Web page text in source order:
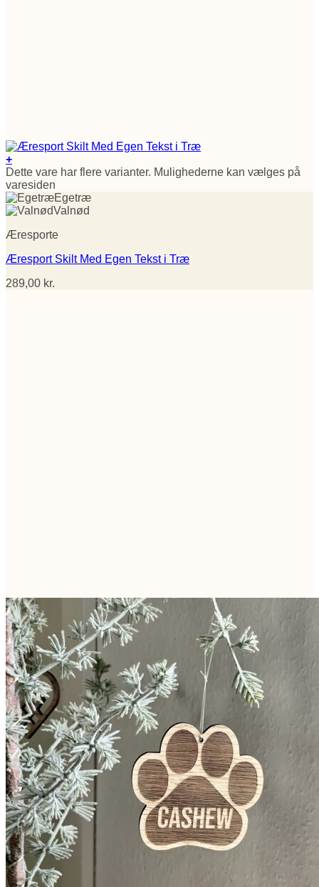
+
Dette vare har flere varianter. Mulighederne kan vælges på
varesiden
Egetræ
Valnød
Æresporte
Æresport Skilt Med Egen Tekst i Træ
289,00 kr.